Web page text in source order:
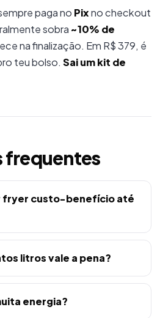
paga no Pixno checkout
sobra ~10% de
na finalização. Em R$ 379, é
teu bolso.Sai um kit de
frequentes
fryer custo-benefício até
litros vale a pena?
energia?